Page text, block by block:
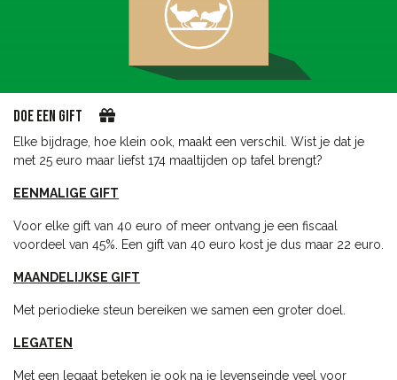
DOE EEN GIFT
Elke bijdrage, hoe klein ook, maakt een verschil. Wist je dat je
met 25 euro maar liefst 174 maaltijden op tafel brengt?
EENMALIGE GIFT
Voor elke gift van 40 euro of meer ontvang je een fiscaal
voordeel van 45%. Een gift van 40 euro kost je dus maar 22 euro.
MAANDELIJKSE GIFT
Met periodieke steun bereiken we samen een groter doel.
LEGATEN
Met een legaat beteken je ook na je levenseinde veel voor